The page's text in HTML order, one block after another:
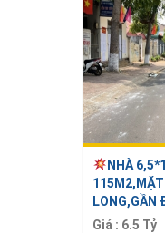
NHÀ
LONG,GẦN
Giá : 6.5 Tỷ